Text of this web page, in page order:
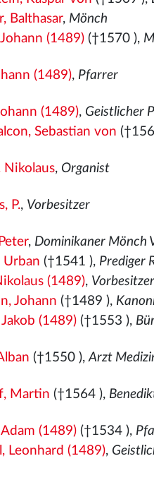
Balthasar, Mönch
(1489) (†1570 ),
(1489), Pfarrer
(1489), Geistlicher
Sebastian von
Nikolaus, Organist
P., Vorbesitzer
, Dominikaner Mönch
Urban (†1541 ), Prediger
(1489), Vorbesitzer
Johann (†1489 ),
(1489) (†1553 ),
(†1550 ),Arzt
Martin (†1564 ),
(1489) (†1534 ),
Leonhard (1489),